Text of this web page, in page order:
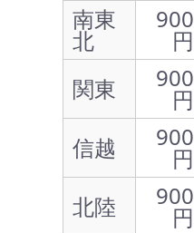
南東
北
900
円
関東
900
円
信越
900
円
北陸
900
円